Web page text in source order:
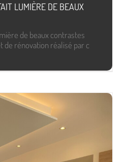
LUMIÈRE DE BEAUX
de beaux contrastes
de rénovation réalisé par c